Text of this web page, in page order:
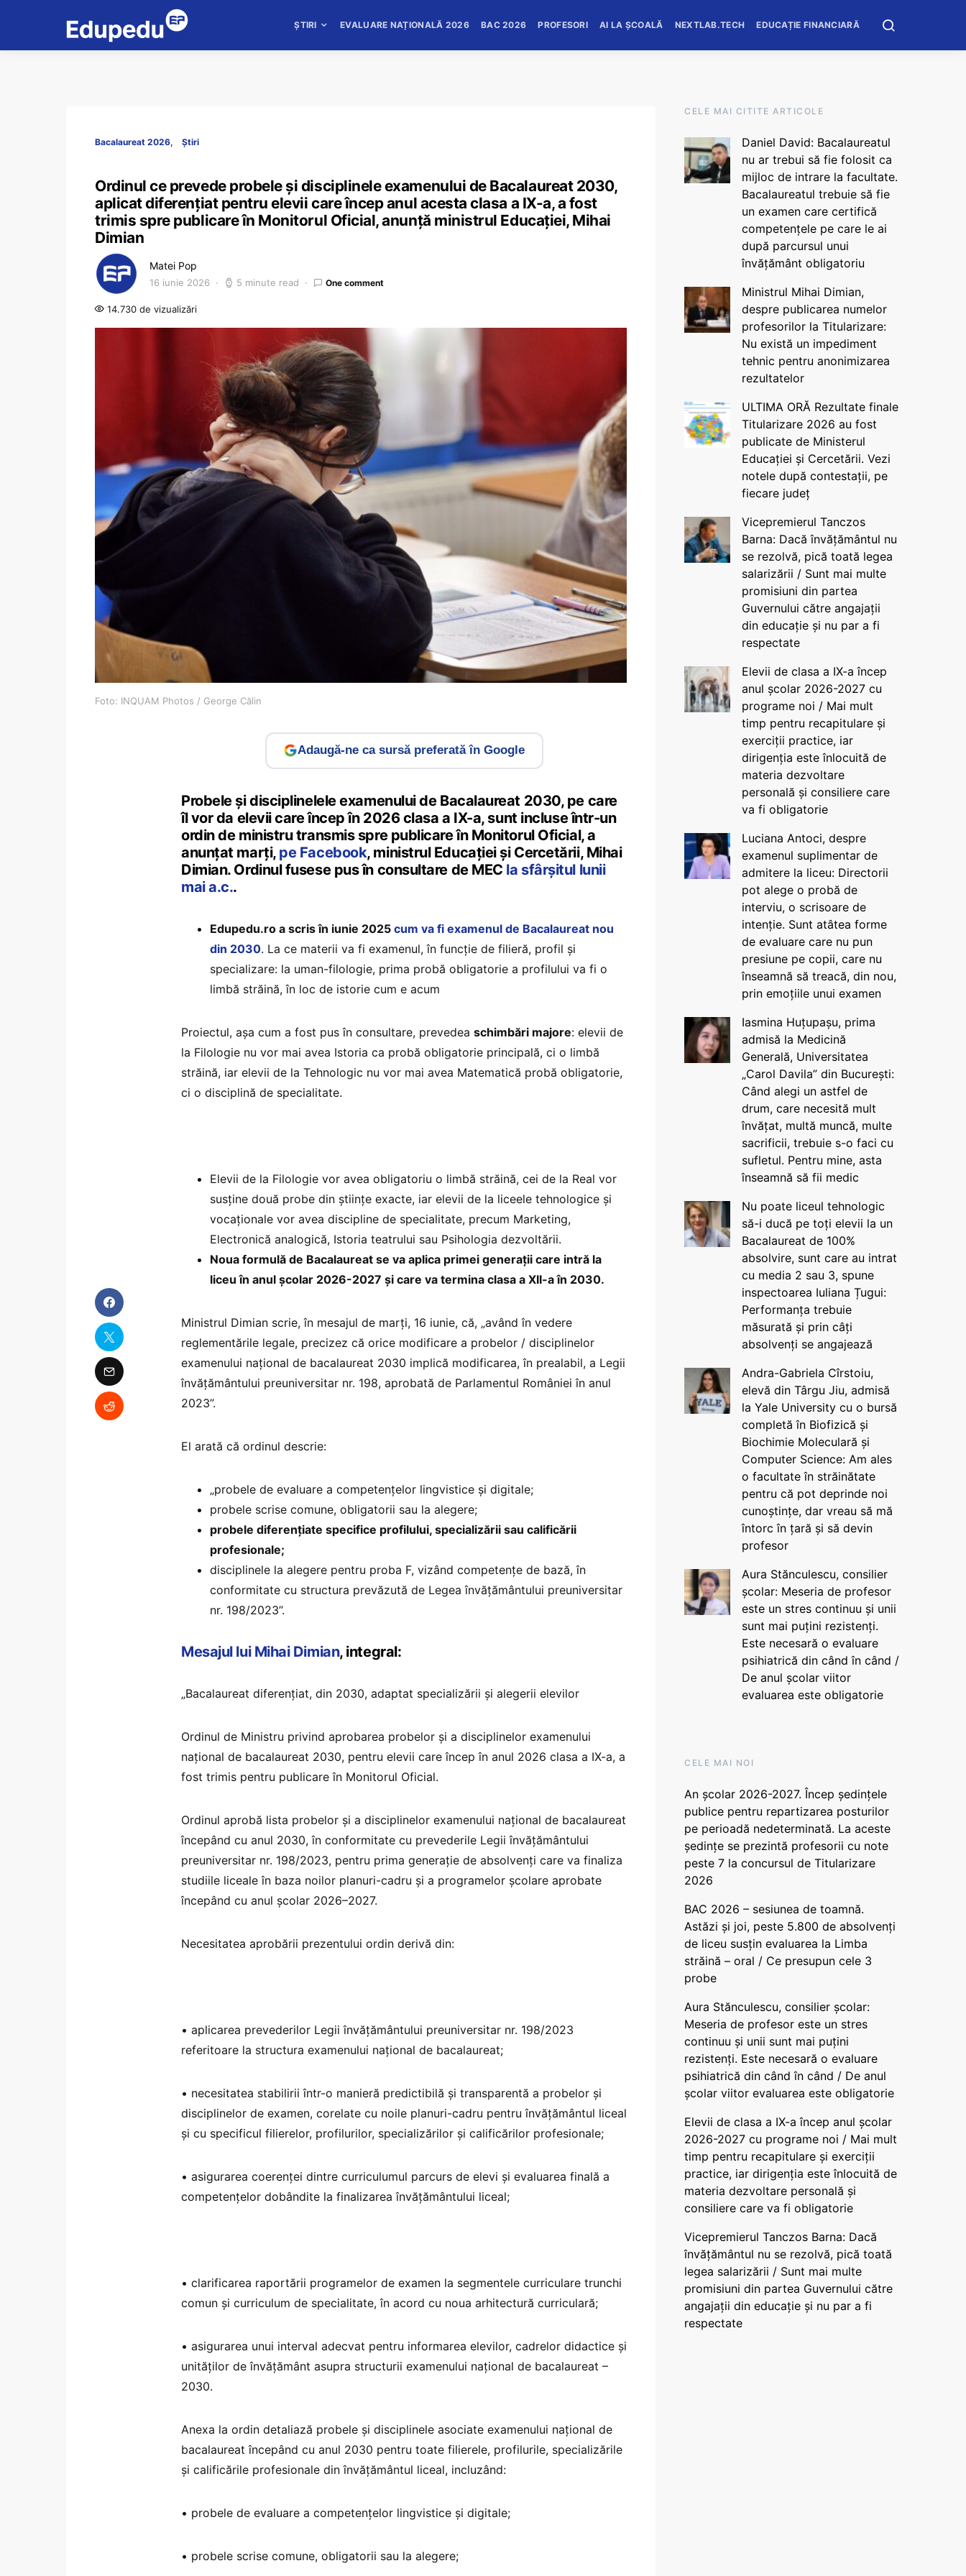
ȘTIRI EVALUARE NAȚIONALĂ 2026 BAC 2026 PROFESORI AI LA ȘCOALĂ NEXTLAB.TECH EDUCAȚIE FINANCIARĂ
Bacalaureat 2026 Știri
Ordinul ce prevede probele și disciplinele examenului de Bacalaureat 2030,
aplicat diferențiat pentru elevii care încep anul acesta clasa a IX-a, a fost
trimis spre publicare în Monitorul Oficial, anunță ministrul Educației, Mihai
Dimian
Matei Pop
16 iunie 2026 5 minute read One comment
14.730 de vizualizări
Foto: INQUAM Photos / George Călin
Adaugă-ne ca sursă preferată în Google
Probele și disciplinelele examenului de Bacalaureat 2030, pe care
îl vor da elevii care încep în 2026 clasa a IX-a, sunt incluse într-un
ordin de ministru transmis spre publicare în Monitorul Oficial, a
anunțat marți, pe Facebook, ministrul Educației și Cercetării, Mihai
Dimian. Ordinul fusese pus în consultare de MEC la sfârșitul lunii
mai a.c..
Edupedu.ro a scris în iunie 2025 cum va fi examenul de Bacalaureat nou
din 2030. La ce materii va fi examenul, în funcție de filieră, profil și
specializare: la uman-filologie, prima probă obligatorie a profilului va fi o
limbă străină, în loc de istorie cum e acum
Proiectul, așa cum a fost pus în consultare, prevedea schimbări majore: elevii de
la Filologie nu vor mai avea Istoria ca probă obligatorie principală, ci o limbă
străină, iar elevii de la Tehnologic nu vor mai avea Matematică probă obligatorie,
ci o disciplină de specialitate.
Elevii de la Filologie vor avea obligatoriu o limbă străină, cei de la Real vor
susține două probe din științe exacte, iar elevii de la liceele tehnologice și
vocaționale vor avea discipline de specialitate, precum Marketing,
Electronică analogică, Istoria teatrului sau Psihologia dezvoltării.
Noua formulă de Bacalaureat se va aplica primei generații care intră la
liceu în anul școlar 2026-2027 și care va termina clasa a XII-a în 2030.
Ministrul Dimian scrie, în mesajul de marți, 16 iunie, că, „având în vedere
reglementările legale, precizez că orice modificare a probelor / disciplinelor
examenului național de bacalaureat 2030 implică modificarea, în prealabil, a Legii
învățământului preuniversitar nr. 198, aprobată de Parlamentul României în anul
2023”.
El arată că ordinul descrie:
„probele de evaluare a competențelor lingvistice și digitale;
probele scrise comune, obligatorii sau la alegere;
probele diferențiate specifice profilului, specializării sau calificării
profesionale;
disciplinele la alegere pentru proba F, vizând competențe de bază, în
conformitate cu structura prevăzută de Legea învățământului preuniversitar
nr. 198/2023”.
Mesajul lui Mihai Dimian, integral:
„Bacalaureat diferențiat, din 2030, adaptat specializării și alegerii elevilor
Ordinul de Ministru privind aprobarea probelor și a disciplinelor examenului
național de bacalaureat 2030, pentru elevii care încep în anul 2026 clasa a IX-a, a
fost trimis pentru publicare în Monitorul Oficial.
Ordinul aprobă lista probelor și a disciplinelor examenului național de bacalaureat
începând cu anul 2030, în conformitate cu prevederile Legii învățământului
preuniversitar nr. 198/2023, pentru prima generație de absolvenți care va finaliza
studiile liceale în baza noilor planuri-cadru și a programelor școlare aprobate
începând cu anul școlar 2026–2027.
Necesitatea aprobării prezentului ordin derivă din:
• aplicarea prevederilor Legii învățământului preuniversitar nr. 198/2023
referitoare la structura examenului național de bacalaureat;
• necesitatea stabilirii într-o manieră predictibilă și transparentă a probelor și
disciplinelor de examen, corelate cu noile planuri-cadru pentru învățământul liceal
și cu specificul filierelor, profilurilor, specializărilor și calificărilor profesionale;
• asigurarea coerenței dintre curriculumul parcurs de elevi și evaluarea finală a
competențelor dobândite la finalizarea învățământului liceal;
• clarificarea raportării programelor de examen la segmentele curriculare trunchi
comun și curriculum de specialitate, în acord cu noua arhitectură curriculară;
• asigurarea unui interval adecvat pentru informarea elevilor, cadrelor didactice și
unităților de învățământ asupra structurii examenului național de bacalaureat –
2030.
Anexa la ordin detaliază probele și disciplinele asociate examenului național de
bacalaureat începând cu anul 2030 pentru toate filierele, profilurile, specializările
și calificările profesionale din învățământul liceal, incluzând:
• probele de evaluare a competențelor lingvistice și digitale;
• probele scrise comune, obligatorii sau la alegere;
CELE MAI CITITE ARTICOLE
Daniel David: Bacalaureatul
nu ar trebui să fie folosit ca
mijloc de intrare la facultate.
Bacalaureatul trebuie să fie
un examen care certifică
competențele pe care le ai
după parcursul unui
învățământ obligatoriu
Ministrul Mihai Dimian,
despre publicarea numelor
profesorilor la Titularizare:
Nu există un impediment
tehnic pentru anonimizarea
rezultatelor
ULTIMA ORĂ Rezultate finale
Titularizare 2026 au fost
publicate de Ministerul
Educației și Cercetării. Vezi
notele după contestații, pe
fiecare județ
Vicepremierul Tanczos
Barna: Dacă învățământul nu
se rezolvă, pică toată legea
salarizării / Sunt mai multe
promisiuni din partea
Guvernului către angajații
din educație și nu par a fi
respectate
Elevii de clasa a IX-a încep
anul școlar 2026-2027 cu
programe noi / Mai mult
timp pentru recapitulare și
exerciții practice, iar
dirigenția este înlocuită de
materia dezvoltare
personală și consiliere care
va fi obligatorie
Luciana Antoci, despre
examenul suplimentar de
admitere la liceu: Directorii
pot alege o probă de
interviu, o scrisoare de
intenție. Sunt atâtea forme
de evaluare care nu pun
presiune pe copii, care nu
înseamnă să treacă, din nou,
prin emoțiile unui examen
Iasmina Huțupașu, prima
admisă la Medicină
Generală, Universitatea
„Carol Davila” din București:
Când alegi un astfel de
drum, care necesită mult
învățat, multă muncă, multe
sacrificii, trebuie s-o faci cu
sufletul. Pentru mine, asta
înseamnă să fii medic
Nu poate liceul tehnologic
să-i ducă pe toți elevii la un
Bacalaureat de 100%
absolvire, sunt care au intrat
cu media 2 sau 3, spune
inspectoarea Iuliana Țugui:
Performanța trebuie
măsurată și prin câți
absolvenți se angajează
Andra-Gabriela Cîrstoiu,
elevă din Târgu Jiu, admisă
la Yale University cu o bursă
completă în Biofizică și
Biochimie Moleculară și
Computer Science: Am ales
o facultate în străinătate
pentru că pot deprinde noi
cunoștințe, dar vreau să mă
întorc în țară și să devin
profesor
Aura Stănculescu, consilier
școlar: Meseria de profesor
este un stres continuu și unii
sunt mai puțini rezistenți.
Este necesară o evaluare
psihiatrică din când în când /
De anul școlar viitor
evaluarea este obligatorie
CELE MAI NOI
An școlar 2026-2027. Încep ședințele
publice pentru repartizarea posturilor
pe perioadă nedeterminată. La aceste
ședințe se prezintă profesorii cu note
peste 7 la concursul de Titularizare
2026
BAC 2026 – sesiunea de toamnă.
Astăzi și joi, peste 5.800 de absolvenți
de liceu susțin evaluarea la Limba
străină – oral / Ce presupun cele 3
probe
Aura Stănculescu, consilier școlar:
Meseria de profesor este un stres
continuu și unii sunt mai puțini
rezistenți. Este necesară o evaluare
psihiatrică din când în când / De anul
școlar viitor evaluarea este obligatorie
Elevii de clasa a IX-a încep anul școlar
2026-2027 cu programe noi / Mai mult
timp pentru recapitulare și exerciții
practice, iar dirigenția este înlocuită de
materia dezvoltare personală și
consiliere care va fi obligatorie
Vicepremierul Tanczos Barna: Dacă
învățământul nu se rezolvă, pică toată
legea salarizării / Sunt mai multe
promisiuni din partea Guvernului către
angajații din educație și nu par a fi
respectate